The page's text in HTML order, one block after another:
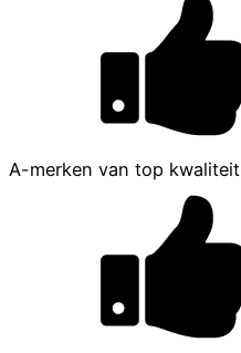
A-merken van top kwaliteit